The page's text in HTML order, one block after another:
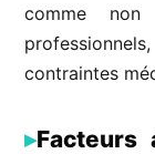
comme
contraintes
Facteurs